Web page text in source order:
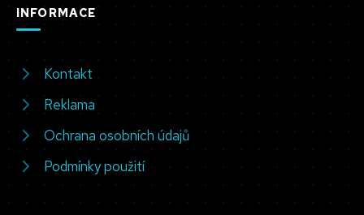
INFORMACE
Kontakt
Reklama
Ochrana osobních údajů
Podmínky použití